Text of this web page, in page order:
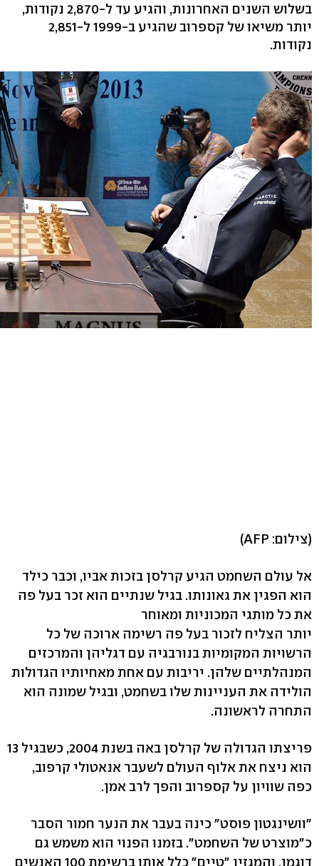
בשלוש השנים האחרונות, והגיע עד ל-2,870 נקודות,
יותר משיאו של קספרוב שהגיע ב-1999 ל-2,851
נקודות.
(צילום: AFP)
אל עולם השחמט הגיע קרלסן בזכות אביו, וכבר כילד
הוא הפגין את גאונותו. בגיל שנתיים הוא זכר בעל פה
את כל מותגי המכוניות ומאוחר
יותר הצליח לזכור בעל פה רשימה ארוכה של כל
הרשויות המקומיות בנורבגיה עם דגליהן והמרכזים
המנהלתיים שלהן. יריבות עם אחת מאחיותיו הגדולות
הולידה את העניינות שלו בשחמט, ובגיל שמונה הוא
התחרה לראשונה.
פריצתו הגדולה של קרלסן באה בשנת 2004, כשבגיל 13
הוא ניצח את אלוף העולם לשעבר אנאטולי קרפוב,
כפה שוויון על קספרוב והפך לרב אמן.
"וושינגטון פוסט" כינה בעבר את הנער חמור הסבר
כ"מוצרט של השחמט". בזמנו הפנוי הוא משמש גם
דוגמן, והמגזין "טיים" כלל אותו ברשימת 100 האנשים